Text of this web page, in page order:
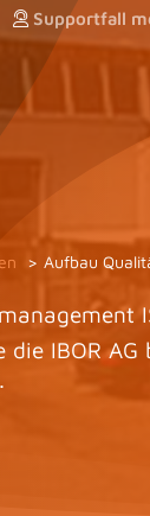
Supportfall
Aufbau
die IBOR